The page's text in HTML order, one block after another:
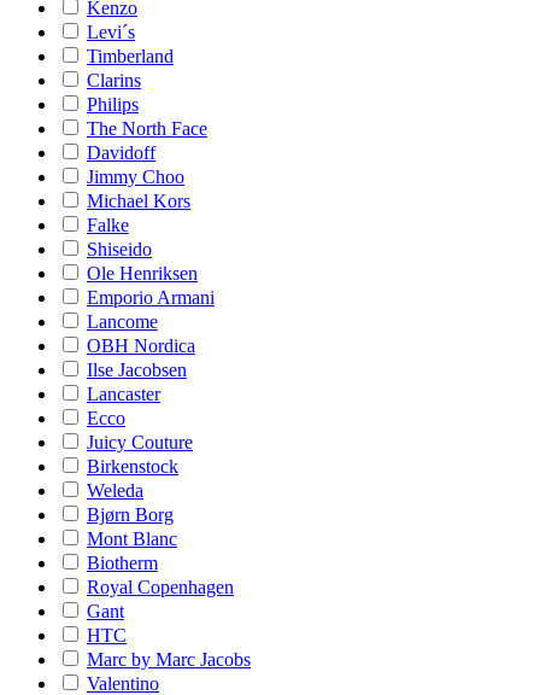
Kenzo
Levi´s
Timberland
Clarins
Philips
The North Face
Davidoff
Jimmy Choo
Michael Kors
Falke
Shiseido
Ole Henriksen
Emporio Armani
Lancome
OBH Nordica
Ilse Jacobsen
Lancaster
Ecco
Juicy Couture
Birkenstock
Weleda
Bjørn Borg
Mont Blanc
Biotherm
Royal Copenhagen
Gant
HTC
Marc by Marc Jacobs
Valentino